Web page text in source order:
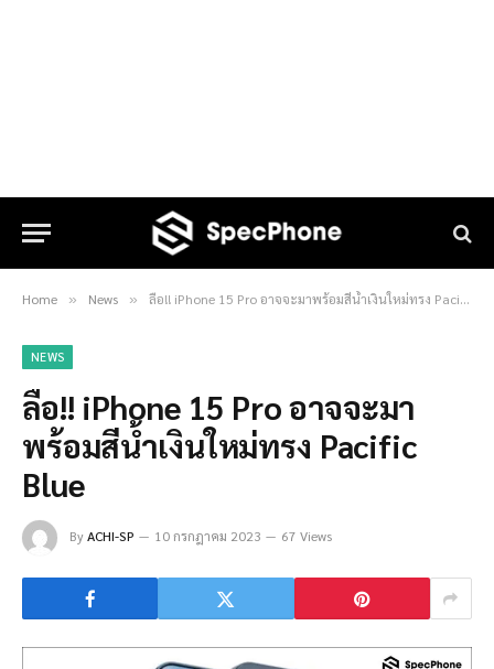
Home » News » ลือ!! iPhone 15 Pro อาจจะมาพร้อมสีน้ำเงินใหม่ทรง Pacific Blue
NEWS
ลือ!! iPhone 15 Pro อาจจะมา
พร้อมสีน้ำเงินใหม่ทรง Pacific
Blue
ByACHI-SP 10 กรกฎาคม 2023 67 Views